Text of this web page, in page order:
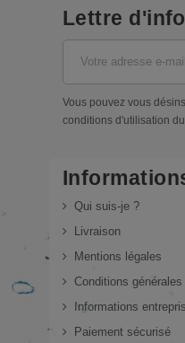
Lettre
Vous pouvez vous
conditions d'utilisation
Qui suis-je ?
Livraison
Mentions légales
Conditions
Informations
Paiement sécurisé